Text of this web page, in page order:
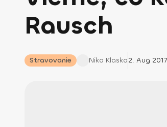
Rausch
Stravovanie Nika Klasko2. Aug 2017